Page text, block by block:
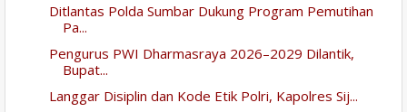
Ditlantas Polda Sumbar Dukung Program Pemutihan
Pa...
Pengurus PWI Dharmasraya 2026–2029 Dilantik,
Bupat...
Langgar Disiplin dan Kode Etik Polri, Kapolres Sij...